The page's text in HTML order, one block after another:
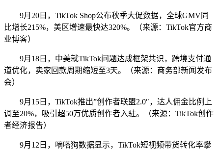
9月20日，TikTok Shop公布秋季大促数据，全球GMV同
比增长215%，美区增速最快达320%。（来源：TikTok官方商
业博客）
9月18日，中美就TikTok问题达成框架共识，跨境支付通
道优化，卖家回款周期缩短至3天。（来源：商务部新闻发布
会）
9月15日，TikTok推出”创作者联盟2.0″，达人佣金比例上
调至20%，吸引超50万优质创作者入驻。（来源：TikTok创作
者经济报告）
9月12日，嘀嗒狗数据显示，TikTok短视频带货转化率攀